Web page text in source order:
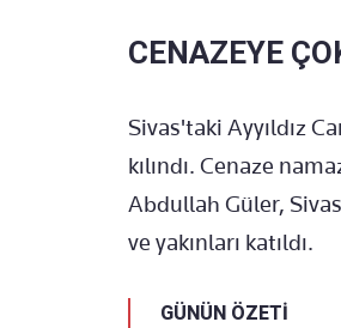
CENAZEYE
Sivas'taki Ayyıldız
kılındı. Cenaze
Abdullah Güler,
ve yakınları katıldı.
GÜNÜN ÖZETİ